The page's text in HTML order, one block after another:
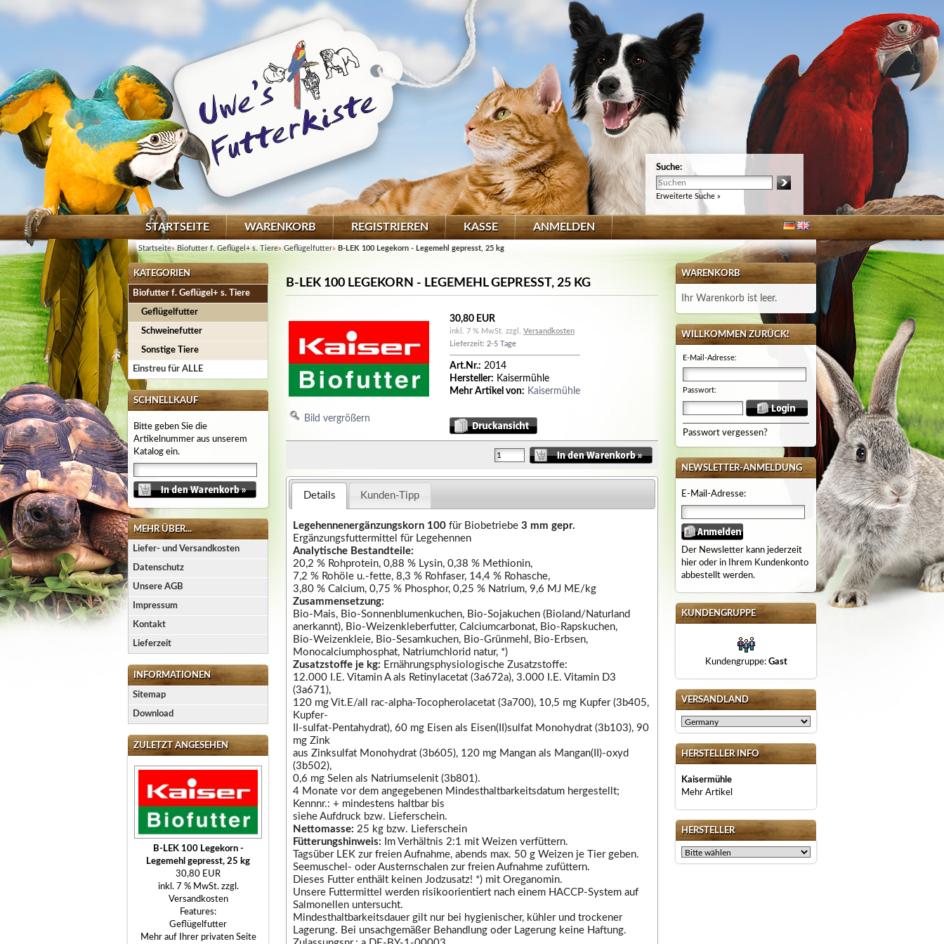
Suche:
Erweiterte Suche »
STARTSEITE WARENKORB REGISTRIEREN KASSE ANMELDEN
Startseite»Biofutter f. Geflügel+ s. Tiere» Geflügelfutter» B-LEK 100 Legekorn - Legemehl gepresst, 25 kg
KATEGORIEN
Biofutter f. Geflügel+ s. Tiere
Geflügelfutter
Schweinefutter
Sonstige Tiere
Einstreu für ALLE
SCHNELLKAUF
Bitte geben Sie die
Artikelnummer aus unserem
Katalog ein.
MEHR ÜBER...
Liefer- und Versandkosten
Datenschutz
Unsere AGB
Impressum
Kontakt
Lieferzeit
INFORMATIONEN
Sitemap
Download
ZULETZT ANGESEHEN
B-LEK 100 Legekorn -
Legemehl gepresst, 25 kg
30,80 EUR
inkl. 7 % MwSt. zzgl.
Versandkosten
Features:
Geflügelfutter
Mehr auf Ihrer privaten Seite
B-LEK 100 LEGEKORN - LEGEMEHL GEPRESST, 25 KG
Bild vergrößern
30,80 EUR
inkl. 7 % MwSt. zzgl. Versandkosten
Lieferzeit: 2-5 Tage
Art.Nr.: 2014
Hersteller: Kaisermühle
Mehr Artikel von: Kaisermühle
Details Kunden-Tipp
Legehennenergänzungskorn 100für Biobetriebe3 mm gepr.
Ergänzungsfuttermittel für Legehennen
Analytische Bestandteile:
20,2 % Rohprotein, 0,88 % Lysin, 0,38 % Methionin,
7,2 % Rohöle u.-fette, 8,3 % Rohfaser, 14,4 % Rohasche,
3,80 % Calcium, 0,75 % Phosphor, 0,25 % Natrium, 9,6 MJ ME/kg
Zusammensetzung:
Bio-Mais, Bio-Sonnenblumenkuchen, Bio-Sojakuchen (Bioland/Naturland
anerkannt), Bio-Weizenkleberfutter, Calciumcarbonat, Bio-Rapskuchen,
Bio-Weizenkleie, Bio-Sesamkuchen, Bio-Grünmehl, Bio-Erbsen,
Monocalciumphosphat, Natriumchlorid natur, *)
Zusatzstoffe je kg: Ernährungsphysiologische Zusatzstoffe:
12.000 I.E. Vitamin A als Retinylacetat (3a672a), 3.000 I.E. Vitamin D3
(3a671),
120 mg Vit.E/all rac-alpha-Tocopherolacetat (3a700), 10,5 mg Kupfer (3b405,
Kupfer-
II-sulfat-Pentahydrat), 60 mg Eisen als Eisen(II)sulfat Monohydrat (3b103), 90
mg Zink
aus Zinksulfat Monohydrat (3b605), 120 mg Mangan als Mangan(II)-oxyd
(3b502),
0,6 mg Selen als Natriumselenit (3b801).
4 Monate vor dem angegebenen Mindesthaltbarkeitsdatum hergestellt;
Kennnr.: + mindestens haltbar bis
siehe Aufdruck bzw. Lieferschein.
Nettomasse: 25 kg bzw. Lieferschein
Fütterungshinweis:
Im Verhältnis 2:1 mit Weizen verfüttern.
Tagsüber LEK zur freien Aufnahme, abends max. 50 g Weizen je Tier geben.
Seemuschel- oder Austernschalen zur freien Aufnahme zufüttern.
Dieses Futter enthält keinen Jodzusatz! *) mit Oreganomin.
Unsere Futtermittel werden risikoorientiert nach einem HACCP-System auf
Salmonellen untersucht.
Mindesthaltbarkeitsdauer gilt nur bei hygienischer, kühler und trockener
Lagerung. Bei unsachgemäßer Behandlung oder Lagerung keine Haftung.
WARENKORB
Ihr Warenkorb ist leer.
WILLKOMMEN ZURÜCK!
E-Mail-Adresse:
Passwort:
Passwort vergessen?
NEWSLETTER-ANMELDUNG
E-Mail-Adresse:
Der Newsletter kann jederzeit
hier oder in Ihrem Kundenkonto
abbestellt werden.
KUNDENGRUPPE
Kundengruppe: Gast
VERSANDLAND
HERSTELLER INFO
Kaisermühle
Mehr Artikel
HERSTELLER